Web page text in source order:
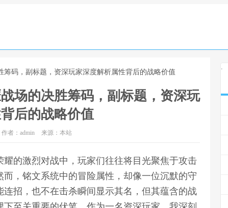
码，副标题，资深玩家深度解析属性背后的战略价值
场的决胜筹码，副标题，资深玩
后的战略价值
作者：admin 来源：本站
的激烈对战中，玩家们往往将目光聚焦于攻击
，铭文系统中的冒险属性，却像一位沉默的守
招，也不在击杀瞬间显示其名，但其蕴含的战
.